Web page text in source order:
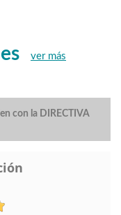
ver más
con la DIRECTIVA